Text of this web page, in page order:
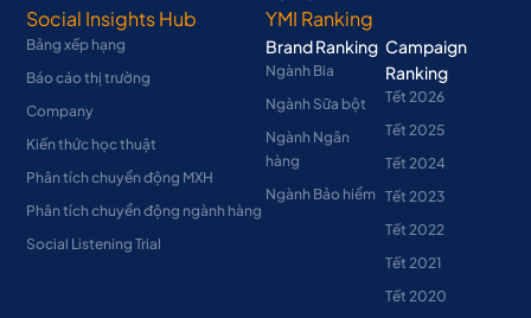
Social Insights Hub
Bảng xếp hạng
Báo cáo thị trường
Company
Kiến thức học thuật
Phân tích chuyển động MXH
Phân tích chuyển động ngành hàng
Social Listening Trial
YMI Ranking
Brand Ranking
Ngành Bia
Ngành Sữa bột
Ngành Ngân
hàng
Ngành Bảo hiểm
Campaign
Ranking
Tết 2026
Tết 2025
Tết 2024
Tết 2023
Tết 2022
Tết 2021
Tết 2020